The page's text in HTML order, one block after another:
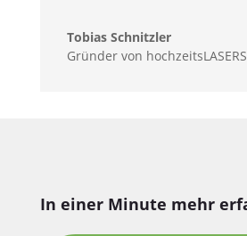
Tobias Schnitzler
Gründer von
In einer Minute mehr